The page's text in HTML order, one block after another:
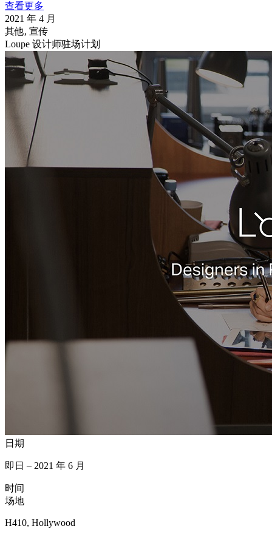
查看更多
2021 年 4 月
其他, 宣传
Loupe 设计师驻场计划
日期
即日 – 2021 年 6 月
时间
场地
H410, Hollywood